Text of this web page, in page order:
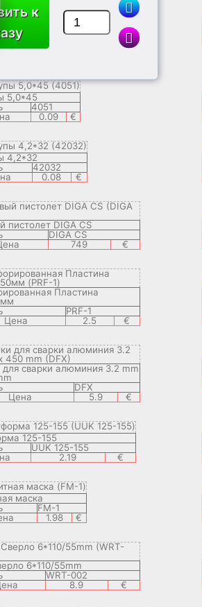
Дюбель 6*30
630
Цена
€
5,0*45
4051
0.09 €
4,2*32
42032
0.08 €
пистолет DIGA CS
DIGA CS
749 €
Пластина
PRF-1
Цена
2.5 €
для сварки алюминия 3.2 mm
DFX
Цена
5.9 €
125-155
UUK 125-155
2.19 €
маска
FM-1
1.98 €
6*110/55mm
WRT-002
8.9 €
к